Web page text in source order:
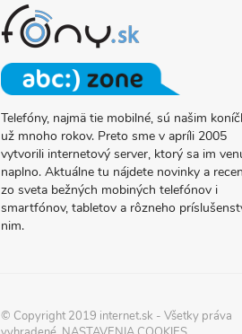
O
PROJEKTE
FONY.SK
Telefóny, najmä tie mobilné, sú našim
už mnoho rokov. Preto sme v apríli 2005
vytvorili internetový server, ktorý sa im
naplno. Aktuálne tu nájdete novinky a
zo sveta bežných mobiných telefónov i
smartfónov, tabletov a rôzneho
nim.
© Copyright 2019 internet.sk - Všetky práva